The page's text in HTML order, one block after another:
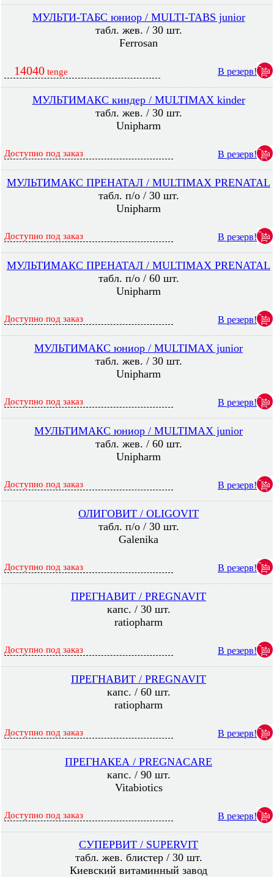
МУЛЬТИ-ТАБС юниор / MULTI-TABS junior
табл. жев. / 30 шт.
Ferrosan
14040 tenge В резерв!
МУЛЬТИМАКС киндер / MULTIMAX kinder
табл. жев. / 30 шт.
Unipharm
Доступно под заказ В резерв!
МУЛЬТИМАКС ПРЕНАТАЛ / MULTIMAX PRENATAL
табл. п/о / 30 шт.
Unipharm
Доступно под заказ В резерв!
МУЛЬТИМАКС ПРЕНАТАЛ / MULTIMAX PRENATAL
табл. п/о / 60 шт.
Unipharm
Доступно под заказ В резерв!
МУЛЬТИМАКС юниор / MULTIMAX junior
табл. жев. / 30 шт.
Unipharm
Доступно под заказ В резерв!
МУЛЬТИМАКС юниор / MULTIMAX junior
табл. жев. / 60 шт.
Unipharm
Доступно под заказ В резерв!
ОЛИГОВИТ / OLIGOVIT
табл. п/о / 30 шт.
Galenika
Доступно под заказ В резерв!
ПРЕГНАВИТ / PREGNAVIT
капс. / 30 шт.
ratiopharm
Доступно под заказ В резерв!
ПРЕГНАВИТ / PREGNAVIT
капс. / 60 шт.
ratiopharm
Доступно под заказ В резерв!
ПРЕГНАКЕА / PREGNACARE
капс. / 90 шт.
Vitabiotics
Доступно под заказ В резерв!
СУПЕРВИТ / SUPERVIT
табл. жев. блистер / 30 шт.
Киевский витаминный завод